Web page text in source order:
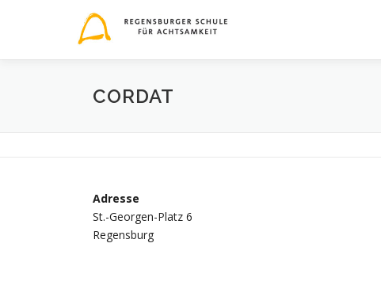
CORDAT
Adresse
St.-Georgen-Platz 6
Regensburg